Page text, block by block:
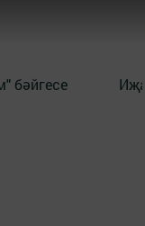
бәйгесе